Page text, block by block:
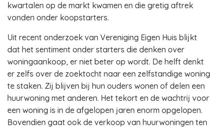
kwartalen op de markt kwamen en die gretig aftrek
vonden onder koopstarters.
Uit recent onderzoek van Vereniging Eigen Huis blijkt
dat het sentiment onder starters die denken over
woningaankoop, er niet beter op wordt. De helft denkt
er zelfs over de zoektocht naar een zelfstandige woning
te staken. Zij blijven bij hun ouders wonen of delen een
huurwoning met anderen. Het tekort en de wachtrij voor
een woning is in de afgelopen jaren enorm opgelopen.
Bovendien gaat ook de verkoop van huurwoningen ten